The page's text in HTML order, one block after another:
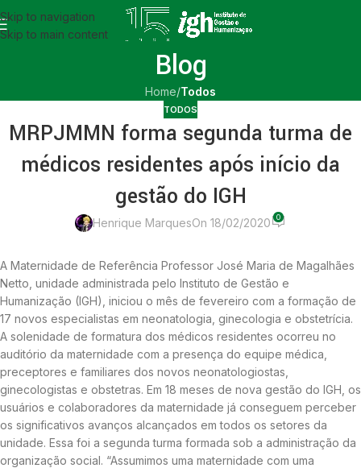
Skip to navigation
Skip to main content
Blog
Home/Todos
TODOS
MRPJMMN forma segunda turma de
médicos residentes após início da
gestão do IGH
Henrique MarquesOn 18/02/2020 0
A Maternidade de Referência Professor José Maria de Magalhães
Netto, unidade administrada pelo Instituto de Gestão e
Humanização (IGH), iniciou o mês de fevereiro com a formação de
17 novos especialistas em neonatologia, ginecologia e obstetrícia.
A solenidade de formatura dos médicos residentes ocorreu no
auditório da maternidade com a presença do equipe médica,
preceptores e familiares dos novos neonatologiostas,
ginecologistas e obstetras. Em 18 meses de nova gestão do IGH, os
usuários e colaboradores da maternidade já conseguem perceber
os significativos avanços alcançados em todos os setores da
unidade. Essa foi a segunda turma formada sob a administração da
organização social. “Assumimos uma maternidade com uma